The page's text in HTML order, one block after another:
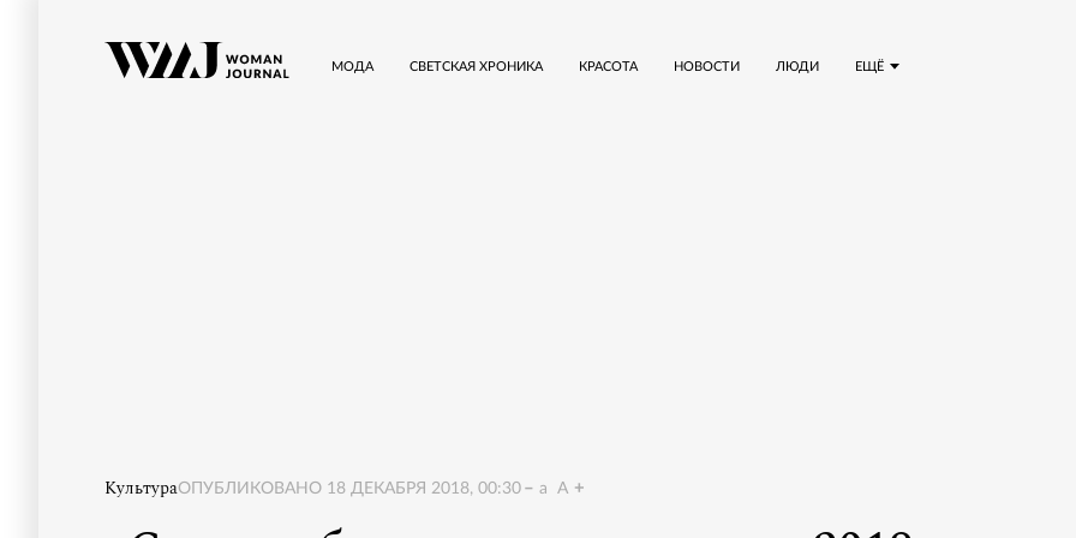
ЕЩЁ
МОДА СВЕТСКАЯ ХРОНИКА КРАСОТА НОВОСТИ ЛЮДИ
КультураОПУБЛИКОВАНО 18 ДЕКАБРЯ 2018, 00:30 a A